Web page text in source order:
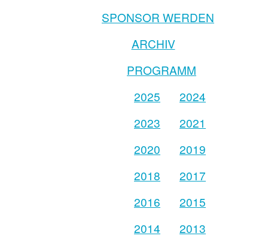
SPONSOR WERDEN
ARCHIV
PROGRAMM
2025
2024
2023
2021
2020
2019
2018
2017
2016
2015
2014
2013